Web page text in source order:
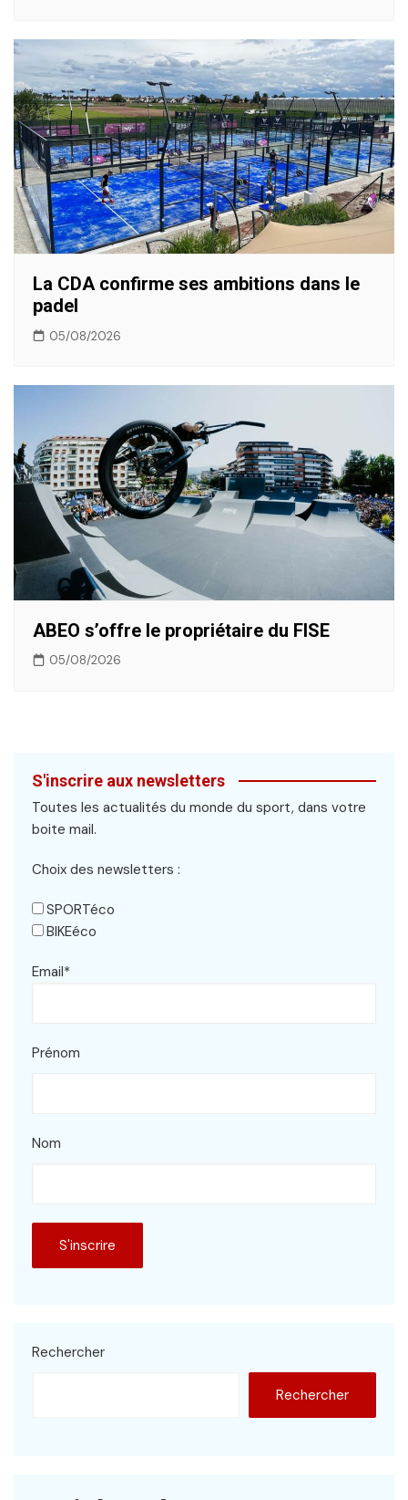
La CDA confirme ses ambitions dans le
padel
05/08/2026
ABEO s’offre le propriétaire du FISE
05/08/2026
S'inscrire aux newsletters
Toutes les actualités du monde du sport, dans votre
boite mail.
Choix des newsletters :
SPORTéco
BIKEéco
Email*
Prénom
Nom
Rechercher
Rechercher